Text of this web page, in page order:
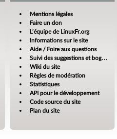
Mentions légales
Faire un don
L’équipe de LinuxFr.org
Informations sur le site
Aide / Foire aux questions
Suivi des suggestions et bogues
Wiki du site
Règles de modération
Statistiques
API pour le développement
Code source du site
Plan du site